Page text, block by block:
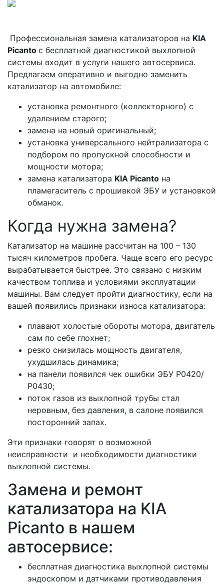
Профессиональная замена катализаторов на KIA
Picanto с бесплатной диагностикой выхлопной
системы входит в услуги нашего автосервиса.
Предлагаем оперативно и выгодно заменить
катализатор на автомобиле:
установка ремонтного (коллекторного) с
удалением старого;
замена на новый оригинальный;
установка универсального нейтрализатора с
подбором по пропускной способности и
мощности мотора;
замена катализатора KIA Picanto на
пламегаситель с прошивкой ЭБУ и установкой
обманок.
Когда нужна замена?
Катализатор на машине рассчитан на 100 – 130
тысяч километров пробега. Чаще всего его ресурс
вырабатывается быстрее. Это связано с низким
качеством топлива и условиями эксплуатации
машины. Вам следует пройти диагностику, если на
вашей появились признаки износа катализатора:
плавают холостые обороты мотора, двигатель
сам по себе глохнет;
резко снизилась мощность двигателя,
ухудшилась динамика;
на панели появился чек ошибки ЭБУ Р0420/
Р0430;
поток газов из выхлопной трубы стал
неровным, без давления, в салоне появился
посторонний запах.
Эти признаки говорят о возможной
неисправности и необходимости диагностики
выхлопной системы.
Замена и ремонт
катализатора на KIA
Picanto в нашем
автосервисе:
бесплатная диагностика выхлопной системы
эндоскопом и датчиками противодавления